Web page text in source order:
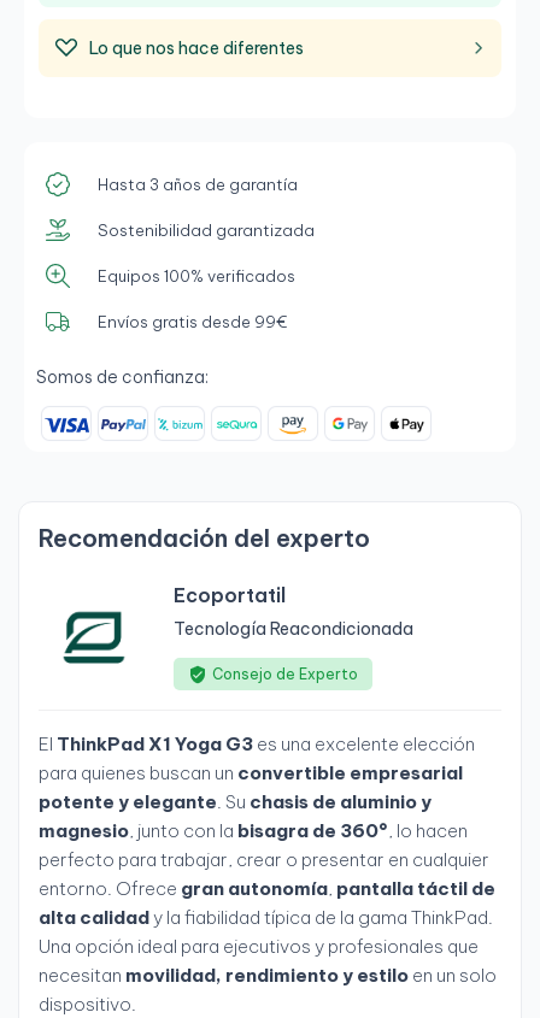
Lo que nos hace diferentes
Hasta 3 años de garantía
Sostenibilidad garantizada
Equipos 100% verificados
Envíos gratis desde 99€
Somos de confianza:
Recomendación del experto
Ecoportatil
Tecnología Reacondicionada
Consejo de Experto
El ThinkPad X1 Yoga G3 es una excelente elección
para quienes buscan un convertible empresarial
potente y elegante. Su chasis de aluminio y
magnesio, junto con la bisagra de 360°, lo hacen
perfecto para trabajar, crear o presentar en cualquier
entorno. Ofrece gran autonomía, pantalla táctil de
alta calidady la fiabilidad típica de la gama ThinkPad.
Una opción ideal para ejecutivos y profesionales que
necesitan movilidad, rendimiento y estilo en un solo
dispositivo.